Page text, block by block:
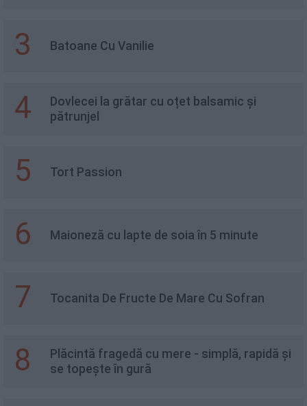
3 Batoane Cu Vanilie
4
Dovlecei la grătar cu oțet balsamic și
pătrunjel
5 Tort Passion
6 Maioneză cu lapte de soia în 5 minute
7 Tocanita De Fructe De Mare Cu Sofran
8
Plăcintă fragedă cu mere - simplă, rapidă și
se topește în gură